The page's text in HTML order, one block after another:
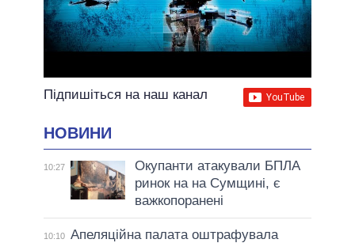
Підпишіться на наш канал
НОВИНИ
10:27
Окупанти атакували БПЛА
ринок на на Сумщині, є
важкопоранені
10:10 Апеляційна палата оштрафувала